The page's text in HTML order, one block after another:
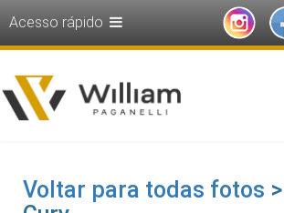
Acesso rápido
Voltar para todas fotos